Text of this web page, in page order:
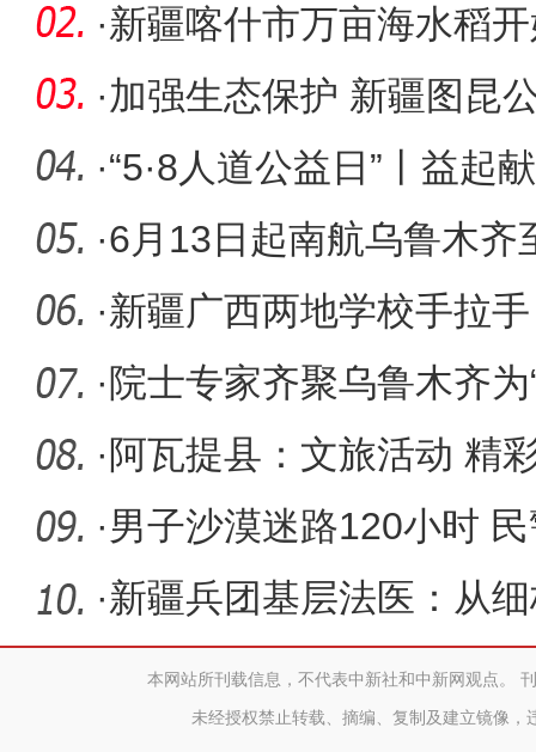
亿元，比
·新疆喀什市万亩海水稻
·加强生态保护 新疆图昆
始架梁
·“5·8人道公益日”丨益起
·6月13日起南航乌鲁木齐
·新疆广西两地学校手拉
仪式
·院士专家齐聚乌鲁木齐
空间协
· 阿瓦提县：文旅活动 精
·男子沙漠迷路120小时
救
·新疆兵团基层法医：从
还原真相
本网站所刊载信息，不代表中新社和中新网观点。
未经授权禁止转载、摘编、复制及建立镜像，